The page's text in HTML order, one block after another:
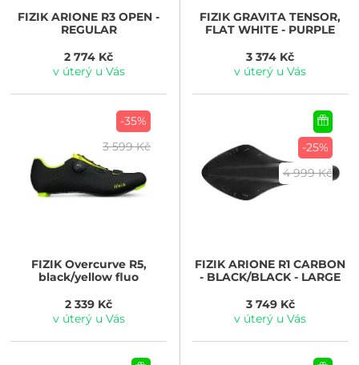
FIZIKARIONE R3 OPEN -
REGULAR
2 774 Kč
v úterý u Vás
FIZIKGRAVITA TENSOR,
FLAT WHITE - PURPLE
3 374 Kč
v úterý u Vás
-35%
3 599 Kč
FIZIKOvercurve R5,
black/yellow fluo
2 339 Kč
v úterý u Vás
-25%
4 999 Kč
FIZIKARIONE R1 CARBON
- BLACK/BLACK - LARGE
3 749 Kč
v úterý u Vás